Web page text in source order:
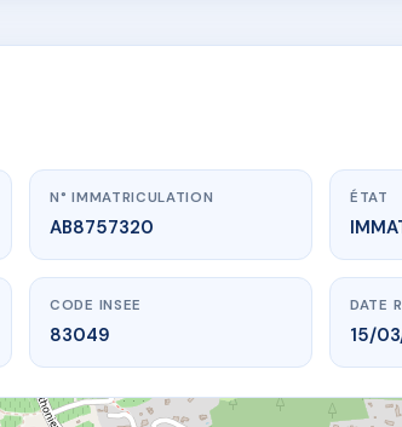
AB8757320 🇫🇷
N° IMMATRICULATION
AB8757320
ÉTAT
CODE INSEE
83049
DATE
15/